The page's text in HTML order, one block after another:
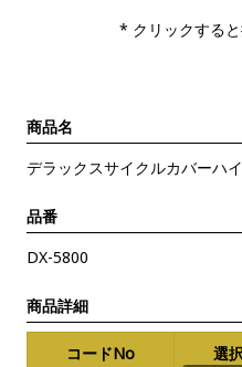
* クリックすると
商品名
デラックスサイクルカバーハイ
品番
DX-5800
商品詳細
コードNo 選